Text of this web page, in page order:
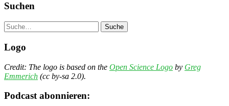
Suchen
Suche
Logo
Credit: The logo is based on the Open Science Logo by Greg
Emmerich (cc by-sa 2.0).
Podcast abonnieren: